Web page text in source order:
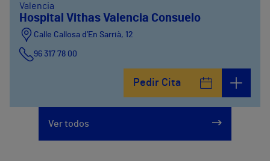
Valencia
Hospital Vithas Valencia Consuelo
Calle Callosa d’En Sarrià, 12
96 317 78 00
Pedir Cita
Ver todos